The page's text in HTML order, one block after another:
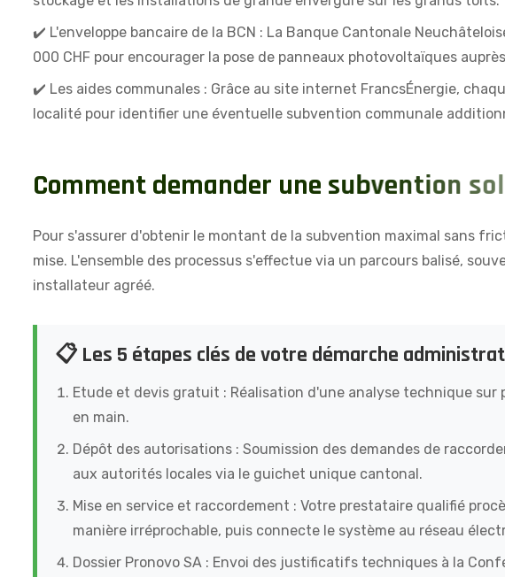
✔️ L'enveloppe bancaire de la BCN : La Banque Cantonale
000 CHF pour encourager la pose de panneaux photovoltaïques
✔️ Les aides communales : Grâce au site internet FrancsÉnergie,
localité pour identifier une éventuelle subvention communale
Commentdemander une subvention sol
Pour s'assurer d'obtenir le montant de la subvention maximal sans
mise. L'ensemble des processus s'effectue via un parcours balisé,
installateur agréé.
📋 Les 5 étapes clés de votre démarche
Etude et devis gratuit : Réalisation d'une analyse technique
en main.
Dépôt des autorisations : Soumission des demandes de
aux autorités locales via le guichet unique cantonal.
Mise en service et raccordement : Votre prestataire qualifié
manière irréprochable, puis connecte le système au réseau
Dossier Pronovo SA : Envoi des justificatifs techniques à la